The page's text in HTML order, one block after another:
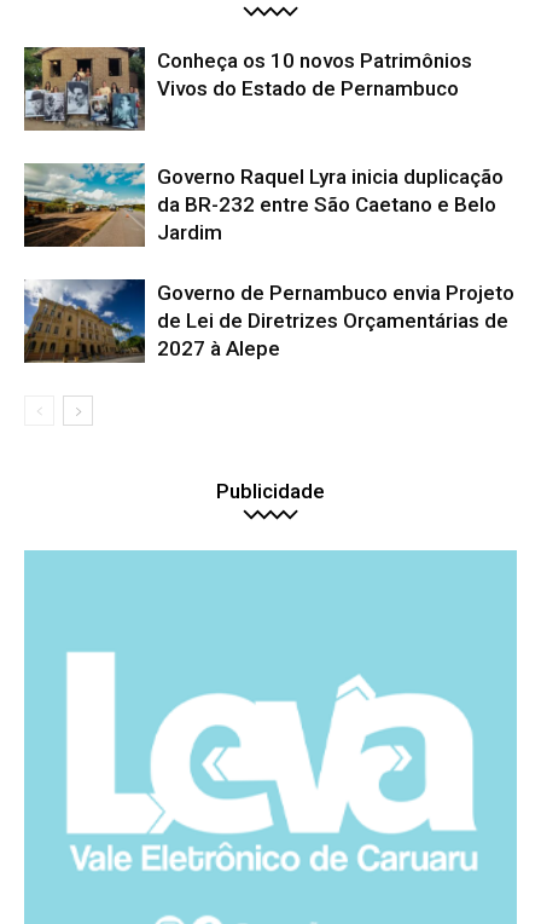
Conheça os 10 novos Patrimônios
Vivos do Estado de Pernambuco
Governo Raquel Lyra inicia duplicação
da BR-232 entre São Caetano e Belo
Jardim
Governo de Pernambuco envia Projeto
de Lei de Diretrizes Orçamentárias de
2027 à Alepe
Publicidade